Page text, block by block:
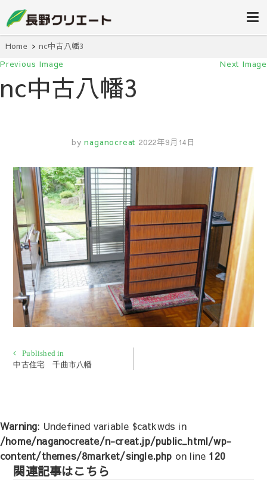
長野クリエ
ート
せください！
Home nc中古八幡3
Previous Image Next Image
nc中古八幡3
by naganocreat 2022年9月14日
投
稿
ー
シ
ョ
ン
Published in
中古住宅 千曲市八幡
Warning: Undefined variable $catkwds in
/home/naganocreate/n-creat.jp/public_html/wp-
content/themes/8market/single.php on line 120
関連記事はこちら